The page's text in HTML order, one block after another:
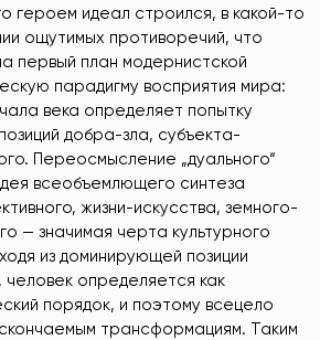
героем идеал строился, в какой-то
ощутимых противоречий, что
первый план модернистской
парадигму восприятия мира:
века определяет попытку
добра-зла, субъекта-
Переосмысление „дуального“
всеобъемлющего синтеза
жизни-искусства, земного-
— значимая черта культурного
из доминирующей позиции
определяется как
порядок, и поэтому всецело
трансформациям. Таким